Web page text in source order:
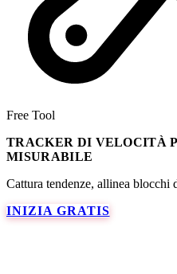
Free Tool
TRACKER DI VELOCITÀ
MISURABILE
Cattura tendenze, allinea blocchi
INIZIA GRATIS